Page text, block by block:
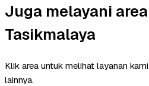
Juga melayani
Tasikmalaya
Klik area untuk melihat layanan
lainnya.